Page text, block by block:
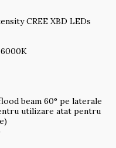
CREE XBD LEDs
beam 60° pe laterale
utilizare atat pentru